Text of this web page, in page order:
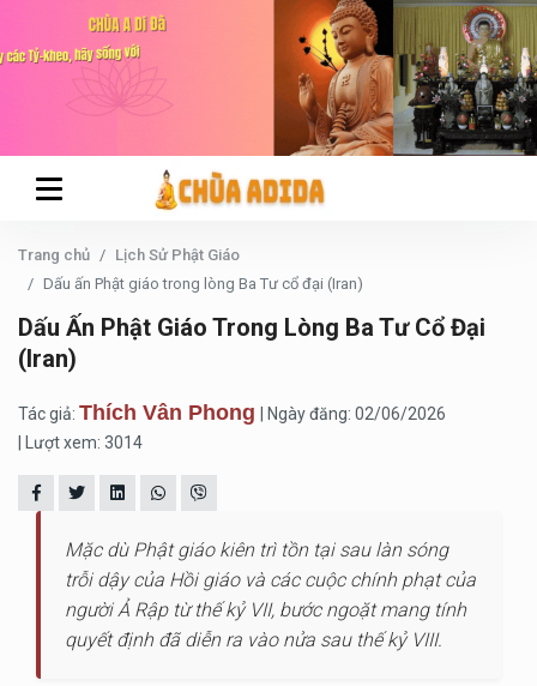
Trang chủ
Lịch Sử Phật Giáo
Dấu ấn Phật giáo trong lòng Ba Tư cổ đại (Iran)
Dấu Ấn Phật Giáo Trong Lòng Ba Tư Cổ Đại
(Iran)
Tác giả: Thích Vân Phong
| Ngày đăng: 02/06/2026
| Lượt xem: 3014
Mặc dù Phật giáo kiên trì tồn tại sau làn sóng
trỗi dậy của Hồi giáo và các cuộc chính phạt của
người Ả Rập từ thế kỷ VII, bước ngoặt mang tính
quyết định đã diễn ra vào nửa sau thế kỷ VIII.